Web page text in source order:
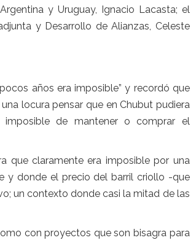
y Uruguay, Ignacio Lacasta; el
y Desarrollo de Alianzas, Celeste
años era imposible” y recordó que
locura pensar que en Chubut pudiera
de mantener o comprar el
que claramente era imposible por una
y donde el precio del barril criollo -que
un contexto donde casi la mitad de las
con proyectos que son bisagra para